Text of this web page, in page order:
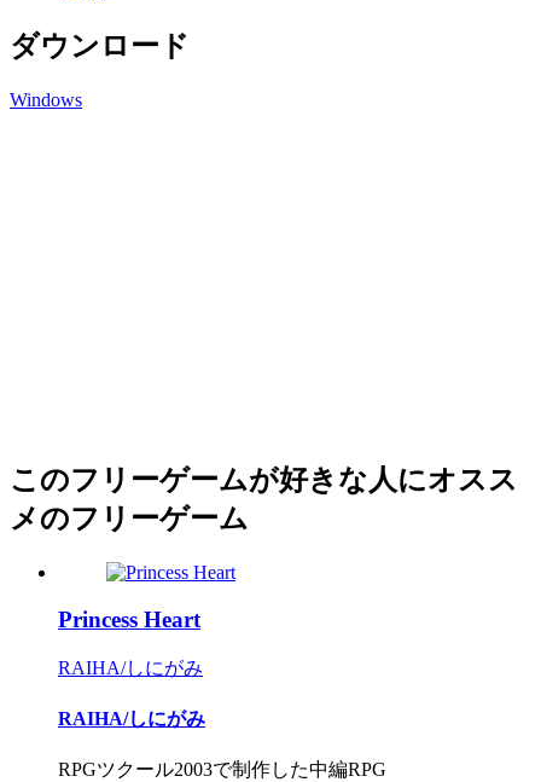
ダウンロード
Windows
このフリーゲームが好きな人にオスス
メのフリーゲーム
Princess Heart
RAIHA/しにがみ
RAIHA/しにがみ
RPGツクール2003で制作した中編RPG